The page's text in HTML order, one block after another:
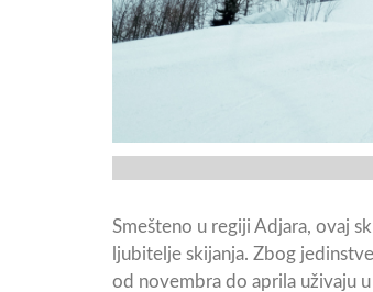
Smešteno u regiji Adjara, ovaj
ljubitelje skijanja. Zbog
od novembra do aprila uživaju